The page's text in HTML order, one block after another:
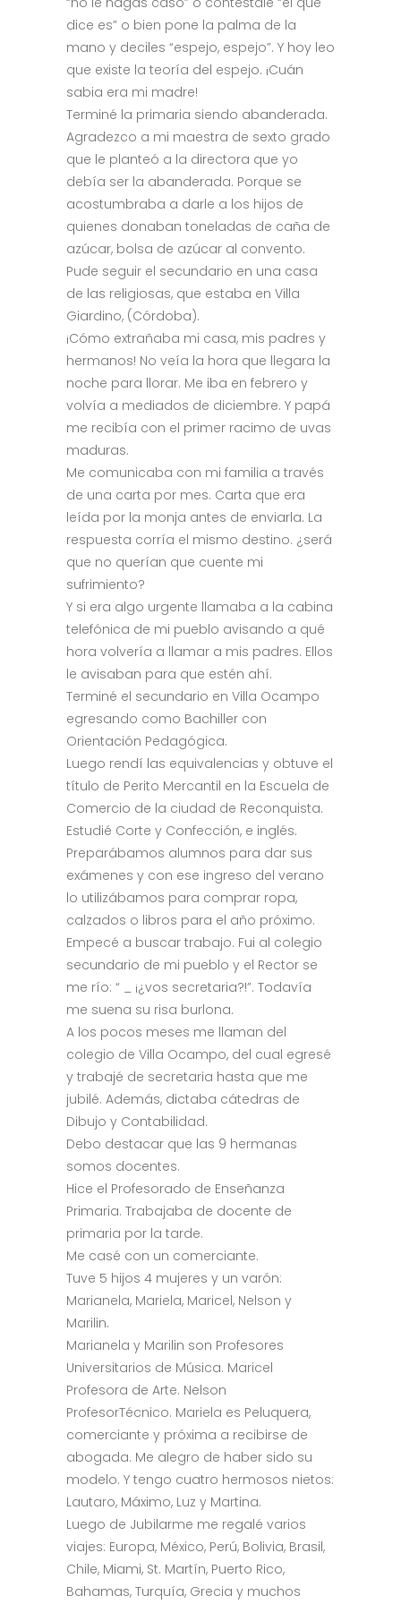
dice es” o bien pone la palma de la
mano y deciles “espejo, espejo”. Y hoy leo
que existe la teoría del espejo. ¡Cuán
sabia era mi madre!
Terminé la primaria siendo abanderada.
Agradezco a mi maestra de sexto grado
que le planteó a la directora que yo
debía ser la abanderada. Porque se
acostumbraba a darle a los hijos de
quienes donaban toneladas de caña de
azúcar, bolsa de azúcar al convento.
Pude seguir el secundario en una casa
de las religiosas, que estaba en Villa
Giardino, (Córdoba).
¡Cómo extrañaba mi casa, mis padres y
hermanos! No veía la hora que llegara la
noche para llorar. Me iba en febrero y
volvía a mediados de diciembre. Y papá
me recibía con el primer racimo de uvas
maduras.
Me comunicaba con mi familia a través
de una carta por mes. Carta que era
leída por la monja antes de enviarla. La
respuesta corría el mismo destino. ¿será
que no querían que cuente mi
sufrimiento?
Y si era algo urgente llamaba a la cabina
telefónica de mi pueblo avisando a qué
hora volvería a llamar a mis padres. Ellos
le avisaban para que estén ahí.
Terminé el secundario en Villa Ocampo
egresando como Bachiller con
Orientación Pedagógica.
Luego rendí las equivalencias y obtuve el
título de Perito Mercantil en la Escuela de
Comercio de la ciudad de Reconquista.
Estudié Corte y Confección, e inglés.
Preparábamos alumnos para dar sus
exámenes y con ese ingreso del verano
lo utilizábamos para comprar ropa,
calzados o libros para el año próximo.
Empecé a buscar trabajo. Fui al colegio
secundario de mi pueblo y el Rector se
me río: “ _ ¡¿vos secretaria?!”. Todavía
me suena su risa burlona.
A los pocos meses me llaman del
colegio de Villa Ocampo, del cual egresé
y trabajé de secretaria hasta que me
jubilé. Además, dictaba cátedras de
Dibujo y Contabilidad.
Debo destacar que las 9 hermanas
somos docentes.
Hice el Profesorado de Enseñanza
Primaria. Trabajaba de docente de
primaria por la tarde.
Me casé con un comerciante.
Tuve 5 hijos 4 mujeres y un varón:
Marianela, Mariela, Maricel, Nelson y
Marilin.
Marianela y Marilin son Profesores
Universitarios de Música. Maricel
Profesora de Arte. Nelson
ProfesorTécnico. Mariela es Peluquera,
comerciante y próxima a recibirse de
abogada. Me alegro de haber sido su
modelo. Y tengo cuatro hermosos nietos:
Lautaro, Máximo, Luz y Martina.
Luego de Jubilarme me regalé varios
viajes: Europa, México, Perú, Bolivia, Brasil,
Chile, Miami, St. Martín, Puerto Rico,
Bahamas, Turquía, Grecia y muchos